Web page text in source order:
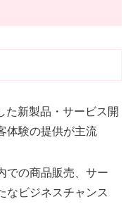
た新製品・サービス開
体験の提供が主流
での商品販売、サー
なビジネスチャンス